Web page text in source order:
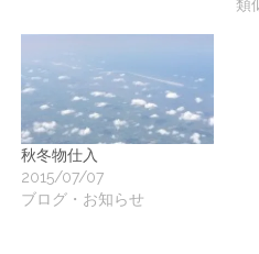
類
秋冬物仕入
2015/07/07
ブログ・お知らせ